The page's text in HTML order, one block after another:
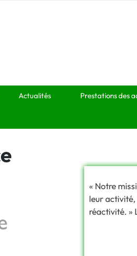
Actualités Prestations des
« Notre
leur
réactivité. »